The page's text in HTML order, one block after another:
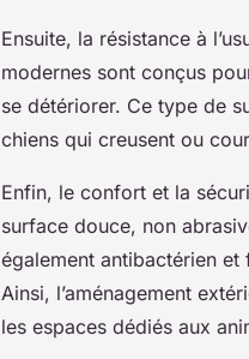
Ensuite, la résistance à
modernes sont conçus
se détériorer. Ce type de
chiens qui creusent ou
Enfin, le confort et la
surface douce, non
également antibactérien
Ainsi, l’aménagement
les espaces dédiés aux